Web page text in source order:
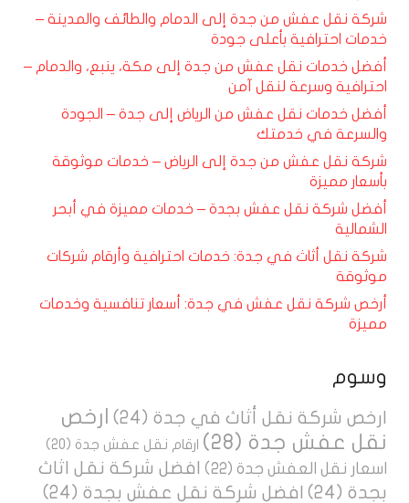
شركة نقل عفش من جدة إلى الدمام والطائف والمدينة –
خدمات احترافية بأعلى جودة
أفضل خدمات نقل عفش من جدة إلى مكة، ينبع، والدمام –
احترافية وسرعة لنقل آمن
أفضل خدمات نقل عفش من الرياض إلى جدة – الجودة
والسرعة في خدمتك
شركة نقل عفش من جدة إلى الرياض – خدمات موثوقة
بأسعار مميزة
أفضل شركة نقل عفش بجدة – خدمات مميزة في أبحر
الشمالية
شركة نقل أثاث في جدة: خدمات احترافية وأرقام شركات
موثوقة
أرخص شركة نقل عفش في جدة: أسعار تنافسية وخدمات
مميزة
وسوم
ارخص شركة نقل أثاث في جدة (24)
ارخص
نقل عفش جدة (28) ارقام نقل عفش جدة (20)
اسعار نقل العفش جدة (22)
افضل شركة نقل اثاث
بجدة (24) افضل شركة نقل عفش بجدة (24)